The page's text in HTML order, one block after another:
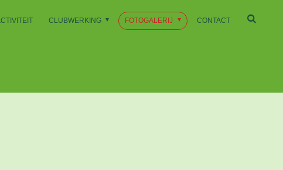
CLUBWERKING FOTOGALERIJ CONTACT